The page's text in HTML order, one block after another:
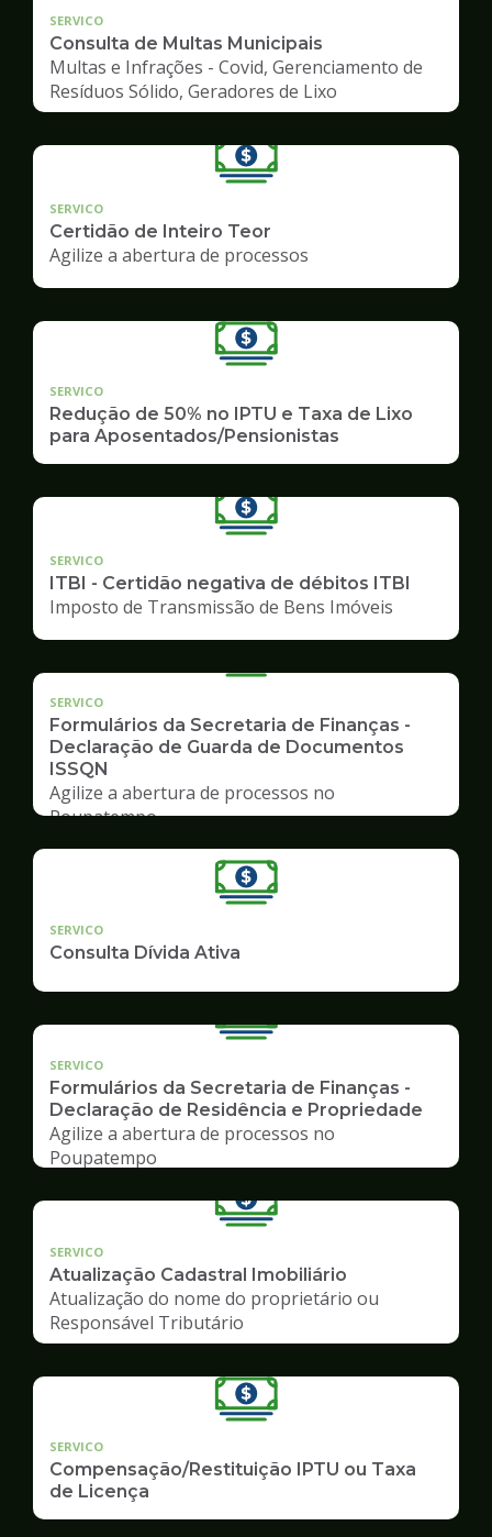
SERVICO
Consulta de Multas Municipais
Multas e Infrações - Covid, Gerenciamento de
Resíduos Sólido, Geradores de Lixo
SERVICO
Certidão de Inteiro Teor
Agilize a abertura de processos
SERVICO
Redução de 50% no IPTU e Taxa de Lixo
para Aposentados/Pensionistas
SERVICO
ITBI - Certidão negativa de débitos ITBI
Imposto de Transmissão de Bens Imóveis
SERVICO
Formulários da Secretaria de Finanças -
Declaração de Guarda de Documentos
ISSQN
Agilize a abertura de processos no
Poupatempo
SERVICO
Consulta Dívida Ativa
SERVICO
Formulários da Secretaria de Finanças -
Declaração de Residência e Propriedade
Agilize a abertura de processos no
Poupatempo
SERVICO
Atualização Cadastral Imobiliário
Atualização do nome do proprietário ou
Responsável Tributário
SERVICO
Compensação/Restituição IPTU ou Taxa
de Licença